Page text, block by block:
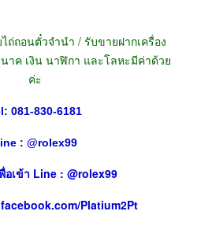
ถ่ถอนตั๋วจำนำ / รับขายฝากเครื่อง
าค เงิน นาฬิกา และโลหะมีค่าด้วย
ค่ะ
081-830-6181
: @rolex99
อเข้า Line : @rolex99
Platium2Pt